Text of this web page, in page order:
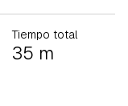
Tiempo total
35 m